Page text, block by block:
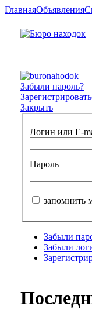
ГлавнаяОбъявления
Забыли пароль?
Закрыть
Логин или E-
Пароль
запомнить
Забыли
Забыли